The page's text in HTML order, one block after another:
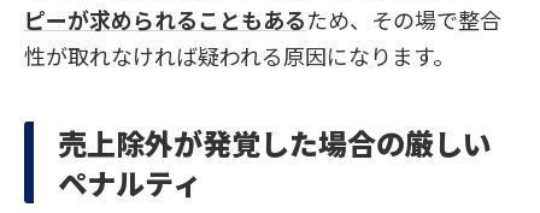
ピーが求められることもあるため、その場で整合
性が取れなければ疑われる原因になります。
売上除外が発覚した場合の厳しい
ペナルティ